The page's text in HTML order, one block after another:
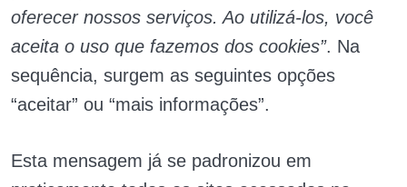
oferecer nossos serviços. Ao utilizá-los, você
aceita o uso que fazemos dos cookies”. Na
sequência, surgem as seguintes opções
“aceitar” ou “mais informações”.
Esta mensagem já se padronizou em